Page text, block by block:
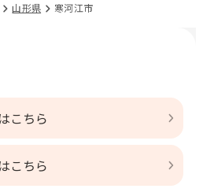
山形県 寒河江市
こちら
こちら